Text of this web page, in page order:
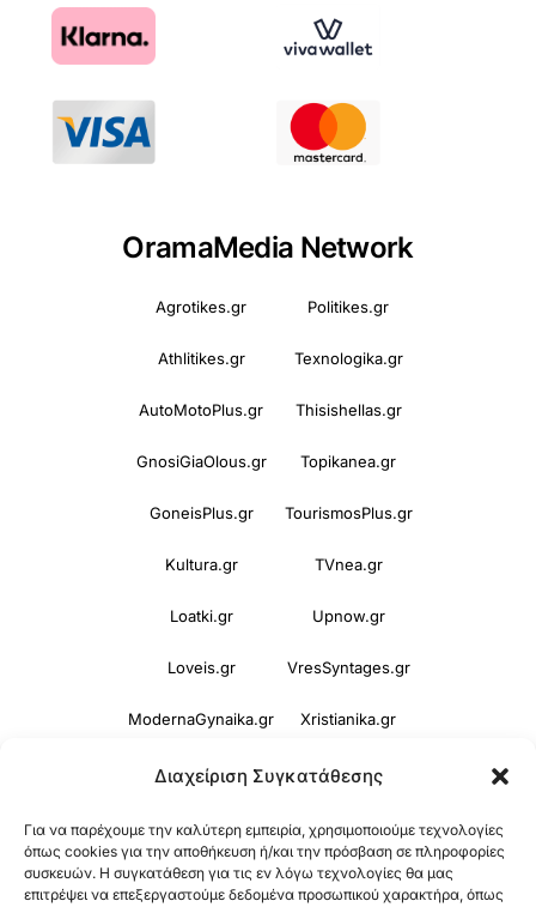
Διαχείριση Συγκατάθεσης
Για να παρέχουμε την καλύτερη εμπειρία, χρησιμοποιούμε τεχνολογίες
όπως cookies για την αποθήκευση ή/και την πρόσβαση σε πληροφορίες
συσκευών. Η συγκατάθεση για τις εν λόγω τεχνολογίες θα μας
επιτρέψει να επεξεργαστούμε δεδομένα προσωπικού χαρακτήρα, όπως
OramaMedia Network
Agrotikes.gr Politikes.gr
Athlitikes.gr Texnologika.gr
AutoMotoPlus.gr Thisishellas.gr
GnosiGiaOlous.gr Topikanea.gr
GoneisPlus.gr TourismosPlus.gr
Kultura.gr TVnea.gr
Loatki.gr Upnow.gr
Loveis.gr VresSyntages.gr
ModernaGynaika.gr Xristianika.gr
OikonomiaPlus.gr ZoumeKalytera.gr
Oikotropia.gr ZoumeSpiti.gr
Perepet.gr